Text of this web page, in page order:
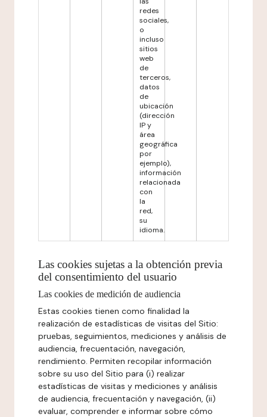
redes
sociales,
o
incluso
sitios
web
de
terceros,
datos
de
ubicación
(dirección
IP y
área
geográfica
por
ejemplo),
información
relacionada
con
la
red,
su
idioma.
Las cookies sujetas a la obtención previa
del consentimiento del usuario
Las cookies de medición de audiencia
Estas cookies tienen como finalidad la
realización de estadísticas de visitas del Sitio:
pruebas, seguimientos, mediciones y análisis de
audiencia, frecuentación, navegación,
rendimiento. Permiten recopilar información
sobre su uso del Sitio para (i) realizar
estadísticas de visitas y mediciones y análisis
de audiencia, frecuentación y navegación, (ii)
evaluar, comprender e informar sobre cómo